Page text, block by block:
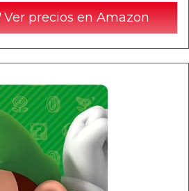
Ver precios en Amazon